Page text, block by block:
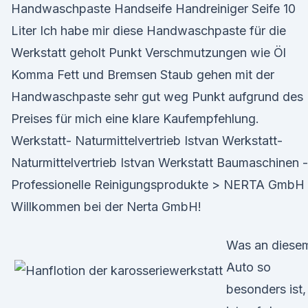
Handwaschpaste Handseife Handreiniger Seife 10
Liter Ich habe mir diese Handwaschpaste für die
Werkstatt geholt Punkt Verschmutzungen wie Öl
Komma Fett und Bremsen Staub gehen mit der
Handwaschpaste sehr gut weg Punkt aufgrund des
Preises für mich eine klare Kaufempfehlung.
Werkstatt- Naturmittelvertrieb Istvan Werkstatt-
Naturmittelvertrieb Istvan Werkstatt Baumaschinen -
Professionelle Reinigungsprodukte > NERTA GmbH
Willkommen bei der Nerta GmbH!
Was an
Auto so
besonders ist,